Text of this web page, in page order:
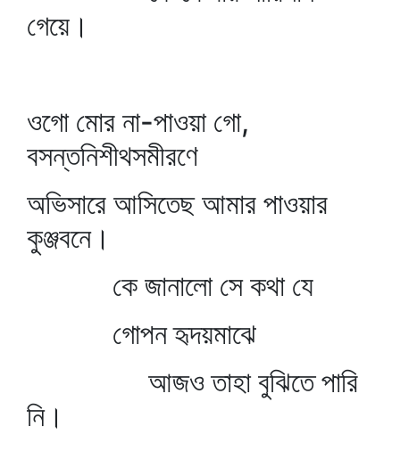
গেয়ে।
ওগো মোর না-পাওয়া গো,
বসন্তনিশীথসমীরণে
অভিসারে আসিতেছ আমার পাওয়ার
কুঞ্জবনে।
কে জানালো সে কথা যে
গোপন হৃদয়মাঝে
আজও তাহা বুঝিতে পারি
নি।